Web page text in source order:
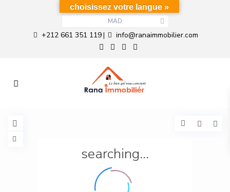
MAD
+212 661 351 119| info@ranaimmobilier.com
searching...
choisissez votre langue »